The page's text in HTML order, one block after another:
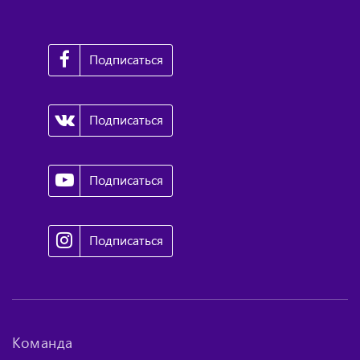
Подписаться
Подписаться
Подписаться
Подписаться
Команда